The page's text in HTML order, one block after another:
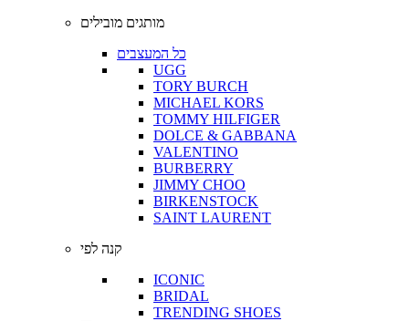
מותגים מובילים
כל המעצבים
UGG
TORY BURCH
MICHAEL KORS
TOMMY HILFIGER
DOLCE & GABBANA
VALENTINO
BURBERRY
JIMMY CHOO
BIRKENSTOCK
SAINT LAURENT
קנה לפי
ICONIC
BRIDAL
TRENDING SHOES